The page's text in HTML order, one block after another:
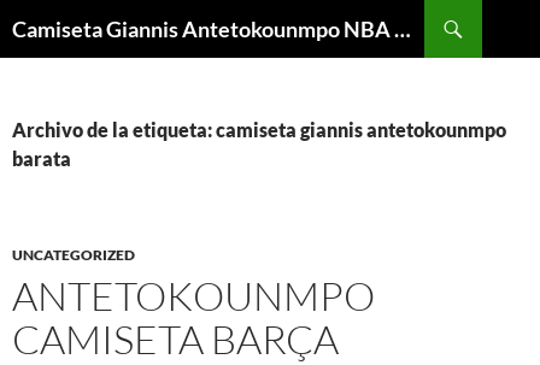
Camiseta Giannis Antetokounmpo NBA Barata
Archivo de la etiqueta: camiseta giannis antetokounmpo
barata
UNCATEGORIZED
ANTETOKOUNMPO
CAMISETA BARÇA